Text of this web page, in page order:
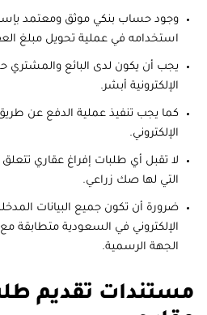
وجود حساب بنكي موثق ومعتمد بإسم
استخدامه في عملية تحويل مبلغ
يجب أن يكون لدى البائع
الإلكترونية أبشر.
كما يجب تنفيذ عملية الدفع عن طريق
الإلكتروني.
لا تقبل أي طلبات إفراغ عقاري تتعلق
التي لها صك زراعي.
ضرورة أن تكون جميع البيانات
الإلكتروني في السعودية متطابقة
الجهة الرسمية.
مستندات تقديم